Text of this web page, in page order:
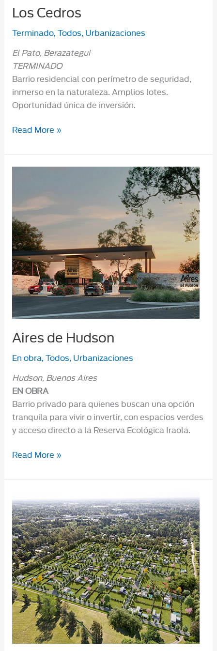
Los Cedros
Terminado, Todos, Urbanizaciones
El Pato, Berazategui
TERMINADO
Barrio residencial con perímetro de seguridad,
inmerso en la naturaleza. Amplios lotes.
Oportunidad única de inversión.
Los
Read More »
Aires de Hudson
En obra, Todos, Urbanizaciones
Hudson, Buenos Aires
EN OBRA
Barrio privado para quienes buscan una opción
tranquila para vivir o invertir, con espacios verdes
y acceso directo a la Reserva Ecológica Iraola.
Aires
Hudson
Read More »